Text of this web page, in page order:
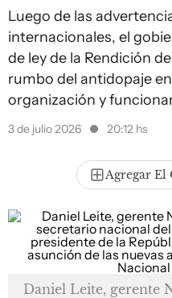
Luego de las
internacionales, el
de ley de la Rendición
rumbo del antidopaje
organización y
3 de julio 2026 20:12 hs
Agregar El
Daniel Leite, gerente